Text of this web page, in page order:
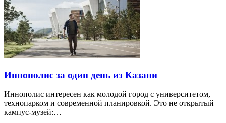
Иннополис за один день из Казани
Иннополис интересен как молодой город с университетом,
технопарком и современной планировкой. Это не открытый
кампус-музей:…